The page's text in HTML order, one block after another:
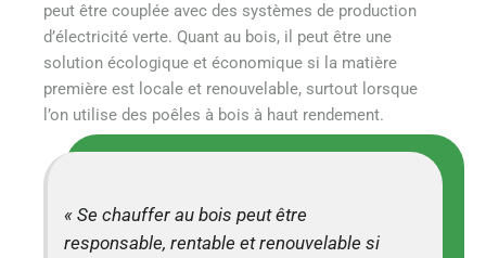
peut être couplée avec des systèmes de production
d’électricité verte. Quant au bois, il peut être une
solution écologique et économique si la matière
première est locale et renouvelable, surtout lorsque
l’on utilise des poêles à bois à haut rendement.
« Se chauffer au bois peut être
responsable, rentable et renouvelable si